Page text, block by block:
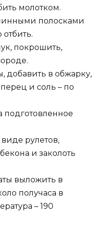
молотком.
полосками
покрошить,
в обжарку,
и соль – по
подготовленное
виде рулетов,
и заколоть
выложить в
получаса в
– 190